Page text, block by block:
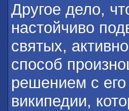
Другое дело,
настойчиво
святых,
способ
решением с его
википедии,